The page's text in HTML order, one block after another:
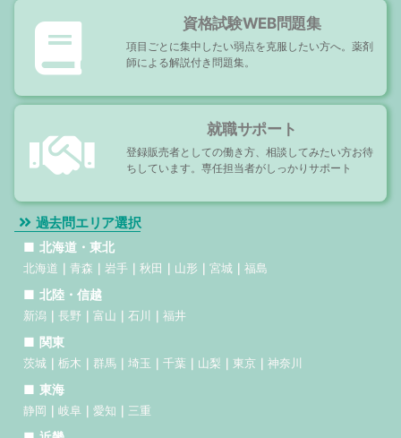
資格試験WEB問題集
項目ごとに集中したい弱点を克服したい方へ。薬剤
師による解説付き問題集。
就職サポート
登録販売者としての働き方、相談してみたい方お待
ちしています。専任担当者がしっかりサポート
過去問エリア選択
北海道・東北
北海道 青森 岩手 秋田 山形 宮城 福島
北陸・信越
新潟 長野 富山 石川 福井
関東
茨城 栃木 群馬 埼玉 千葉 山梨 東京 神奈川
東海
静岡 岐阜 愛知 三重